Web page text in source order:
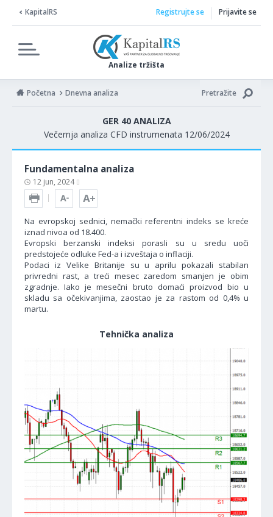
KapitalRS
Analize tržišta
Registrujte se Prijavite se
Početna Dnevna analiza Pretražite
GER 40 ANALIZA
Večernja analiza CFD instrumenata 12/06/2024
Fundamentalna analiza
12 jun, 2024
Na evropskoj sednici, nemački referentni indeks se kreće
iznad nivoa od 18.400.
Evropski berzanski indeksi porasli su u sredu uoči
predstojeće odluke Fed-a i izveštaja o inflaciji.
Podaci iz Velike Britanije su u aprilu pokazali stabilan
privredni rast, a treći mesec zaredom smanjen je obim
zgradnje. Iako je mesečni bruto domaći proizvod bio u
skladu sa očekivanjima, zaostao je za rastom od 0,4% u
martu.
Tehnička analiza